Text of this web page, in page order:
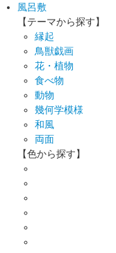
風呂敷
【テーマから探す】
縁起
鳥獣戯画
花・植物
食べ物
動物
幾何学模様
和風
両面
【色から探す】